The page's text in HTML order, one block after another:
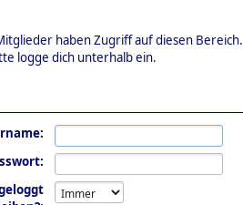
haben Zugriff auf diesen Bereich.
logge dich unterhalb ein.